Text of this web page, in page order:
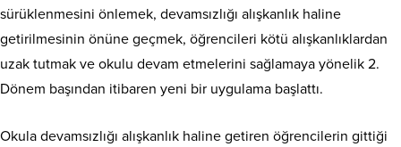
sürüklenmesini önlemek, devamsızlığı alışkanlık haline
getirilmesinin önüne geçmek, öğrencileri kötü alışkanlıklardan
uzak tutmak ve okulu devam etmelerini sağlamaya yönelik 2.
Dönem başından itibaren yeni bir uygulama başlattı.
Okula devamsızlığı alışkanlık haline getiren öğrencilerin gittiği